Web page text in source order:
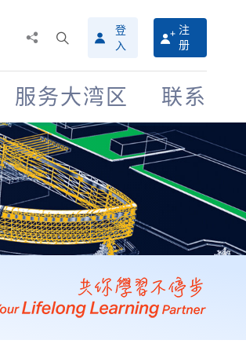
搜
寻
介
面
登
入
注
册
服务大湾区 联系